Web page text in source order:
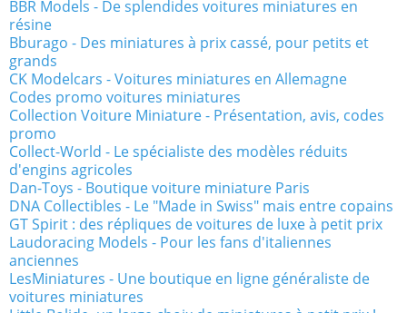
BBR Models - De splendides voitures miniatures en
résine
Bburago - Des miniatures à prix cassé, pour petits et
grands
CK Modelcars - Voitures miniatures en Allemagne
Codes promo voitures miniatures
Collection Voiture Miniature - Présentation, avis, codes
promo
Collect-World - Le spécialiste des modèles réduits
d'engins agricoles
Dan-Toys - Boutique voiture miniature Paris
DNA Collectibles - Le "Made in Swiss" mais entre copains
GT Spirit : des répliques de voitures de luxe à petit prix
Laudoracing Models - Pour les fans d'italiennes
anciennes
LesMiniatures - Une boutique en ligne généraliste de
voitures miniatures